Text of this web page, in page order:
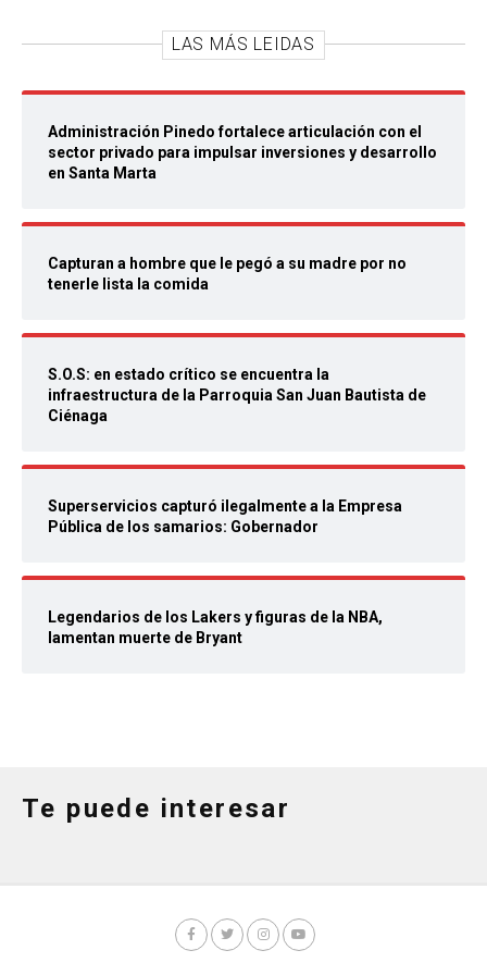
LAS MÁS LEIDAS
Administración Pinedo fortalece articulación con el
sector privado para impulsar inversiones y desarrollo
en Santa Marta
Capturan a hombre que le pegó a su madre por no
tenerle lista la comida
S.O.S: en estado crítico se encuentra la
infraestructura de la Parroquia San Juan Bautista de
Ciénaga
Superservicios capturó ilegalmente a la Empresa
Pública de los samarios: Gobernador
Legendarios de los Lakers y figuras de la NBA,
lamentan muerte de Bryant
Te puede interesar